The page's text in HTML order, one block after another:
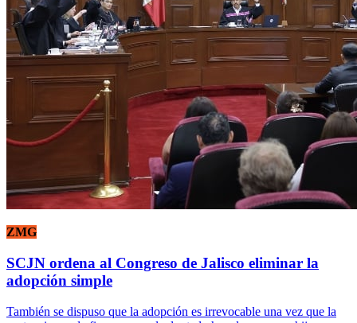
ZMG
SCJN ordena al Congreso de Jalisco eliminar la
adopción simple
También se dispuso que la adopción es irrevocable una vez que la